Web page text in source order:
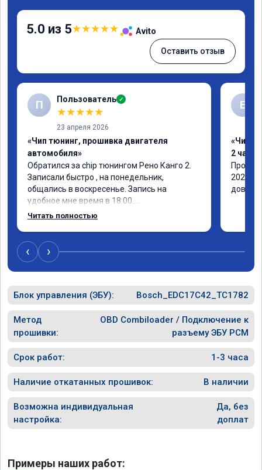
5.0 из 5★★★★★ Avito
Оставить отзыв
П Пользователь ✓
★★★★★
23 апреля 2026
«Чип тюнинг, прошивка двигателя
автомобиля»
Обратился за chip тюнингом Рено Канго 2.
Записали быстро , на понедельник,
общались в воскресенье. Запись на
удобное мне время в 18:00.
Работу выполнили за 30 минут,
Читать полностью
Е
«Чип
2 часа»
2021
‹ ›
Блок управления (ЭБУ): Bosch_EDC17C42_TC1782
Метод
прошивки:
OBD Combiloader / Подключение к
разъему ЭБУ PCM
Срок работ: 1-3 часа
Наличие откатанных прошивок: В наличии
Возможна индивидуальная
настройка:
Да, без
доплат
Примеры наших работ: